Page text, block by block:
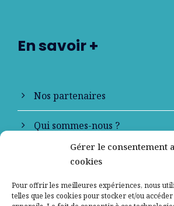
Gérer le consentement
cookies
Pour offrir les meilleures expériences, nous
telles que les cookies pour stocker et/ou
En savoir +
Nos partenaires
Qui sommes-nous ?
Contactez-nous
Mentions légales